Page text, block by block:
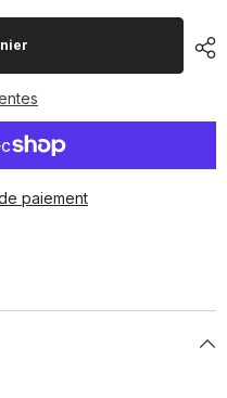
paiement